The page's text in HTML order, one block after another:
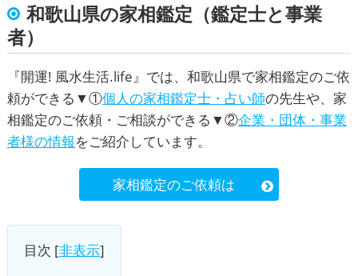
和歌山県の家相鑑定（鑑定士と事業
者）
『開運! 風水生活.life』では、和歌山県で家相鑑定のご依
頼ができる▼①個人の家相鑑定士・占い師の先生や、家
相鑑定のご依頼・ご相談ができる▼②企業・団体・事業
者様の情報をご紹介しています。
家相鑑定のご依頼は
目次 [非表示]